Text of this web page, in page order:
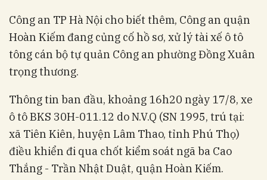
Công an TP Hà Nội cho biết thêm, Công an quận
Hoàn Kiếm đang củng cố hồ sơ, xử lý tài xế ô tô
tông cán bộ tự quản Công an phường Đồng Xuân
trọng thương.
Thông tin ban đầu, khoảng 16h20 ngày 17/8, xe
ô tô BKS 30H-011.12 do N.V.Q (SN 1995, trú tại:
xã Tiên Kiên, huyện Lâm Thao, tỉnh Phú Thọ)
điều khiển đi qua chốt kiểm soát ngã ba Cao
Thắng - Trần Nhật Duật, quận Hoàn Kiếm.